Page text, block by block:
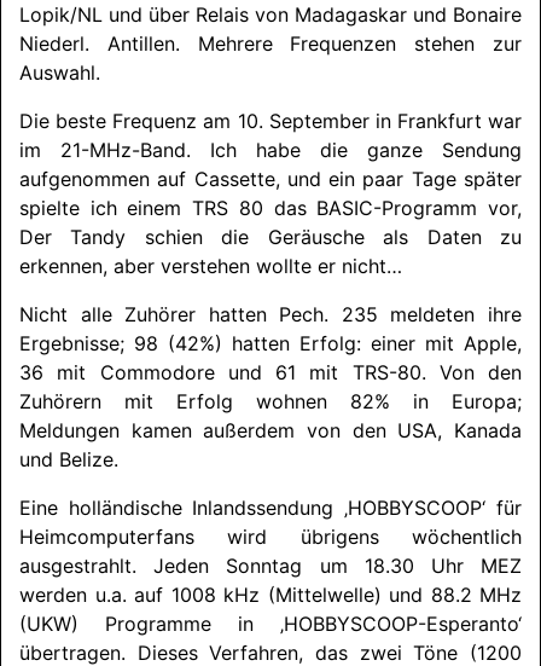
Lopik/NL und über Relais von Madagaskar und Bonaire
Niederl. Antillen. Mehrere Frequenzen stehen zur
Auswahl.
Die beste Frequenz am 10. September in Frankfurt war
im 21-MHz-Band. Ich habe die ganze Sendung
aufgenommen auf Cassette, und ein paar Tage später
spielte ich einem TRS 80 das BASIC-Programm vor,
Der Tandy schien die Geräusche als Daten zu
erkennen, aber verstehen wollte er nicht…
Nicht alle Zuhörer hatten Pech. 235 meldeten ihre
Ergebnisse; 98 (42%) hatten Erfolg: einer mit Apple,
36 mit Commodore und 61 mit TRS-80. Von den
Zuhörern mit Erfolg wohnen 82% in Europa;
Meldungen kamen außerdem von den USA, Kanada
und Belize.
Eine holländische Inlandssendung ‚HOB­BY­SCOOP‘ für
Heimcomputerfans wird übrigens wöchentlich
ausgestrahlt. Jeden Sonntag um 18.30 Uhr MEZ
werden u.a. auf 1008 kHz (Mittelwelle) und 88.2 MHz
(UKW) Programme in ‚HOB­BY­SCOOP-Esperanto‘
übertragen. Dieses Verfahren, das zwei Töne (1200